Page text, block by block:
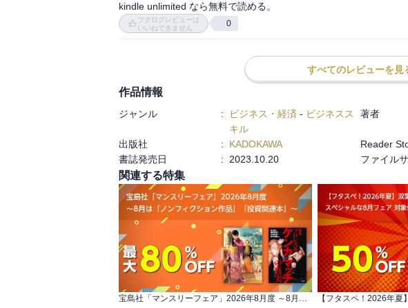
kindle unlimited なら無料で読める。
ブクログレビューは
いいねできません
0
すべてのレビューを見
作品情報
ジャンル : ビジネス・経済 - ビジネスス
キル
著者
出版社 : KADOKAWA Reader
書誌発売日
: 2023.10.20 ファイル
関連する特集
宝島社「マンスリーフェア」2026年8月度 ～8月は「ノンフィクション作品」「投資関連本」～